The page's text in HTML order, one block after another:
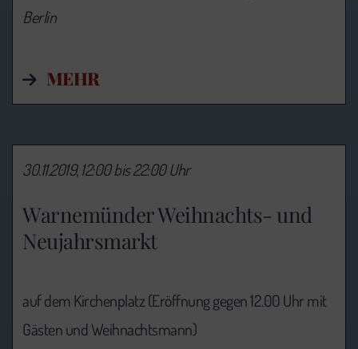
Berlin
MEHR
Warnemünder Weihnachts- und
Neujahrsmarkt
30.11.2019, 12:00 bis 22:00 Uhr
auf dem Kirchenplatz (Eröffnung gegen 12.00 Uhr mit
Gästen und Weihnachtsmann)